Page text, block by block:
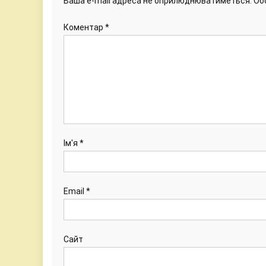
Коментар *
Ім'я *
Email *
Сайт